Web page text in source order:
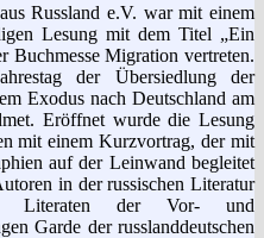
Russland e.V. war mit einem
Lesung mit dem Titel „Ein
Buchmesse Migration vertreten.
der Übersiedlung der
Exodus nach Deutschland am
Eröffnet wurde die Lesung
mit einem Kurzvortrag, der mit
auf der Leinwand begleitet
in der russischen Literatur
Literaten der Vor- und
Garde der russlanddeutschen